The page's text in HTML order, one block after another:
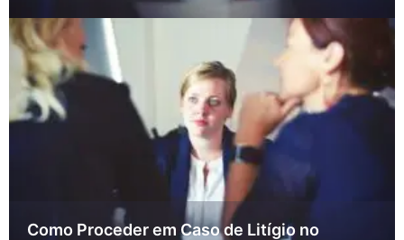
Como Proceder em Caso de Litígio no